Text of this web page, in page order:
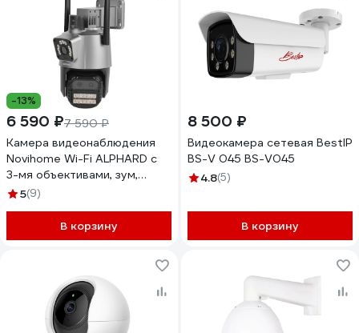
-13%
6 590 ₽7 590 ₽
Камера видеонаблюдения
Novihome Wi-Fi ALPHARD с
3-мя объективами, зум,
3+3+3 Мп, MicroSD,
5(9)
В корзину
8 500 ₽
Видеокамера сетевая BestIP
BS-V 045 BS-V045
4.8(5)
В корзину